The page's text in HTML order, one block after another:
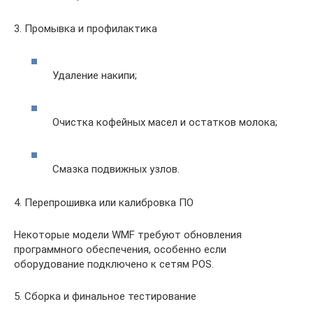
3. Промывка и профилактика
Удаление накипи;
Очистка кофейных масел и остатков молока;
Смазка подвижных узлов.
4. Перепрошивка или калибровка ПО
Некоторые модели WMF требуют обновления
программного обеспечения, особенно если
оборудование подключено к сетям POS.
5. Сборка и финальное тестирование